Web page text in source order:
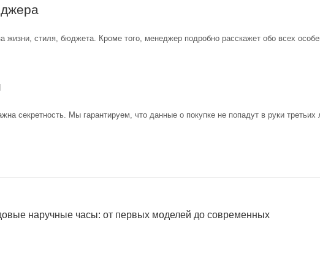
жизни, стиля, бюджета. Кроме того, менеджер подробно расскажет обо всех
секретность. Мы гарантируем, что данные о покупке не попадут в руки третьих
наручные часы: от первых моделей до современных